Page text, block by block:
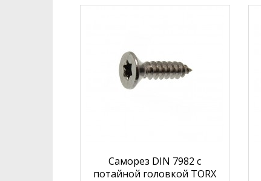
Саморез DIN 7982 с
потайной головкой TORX